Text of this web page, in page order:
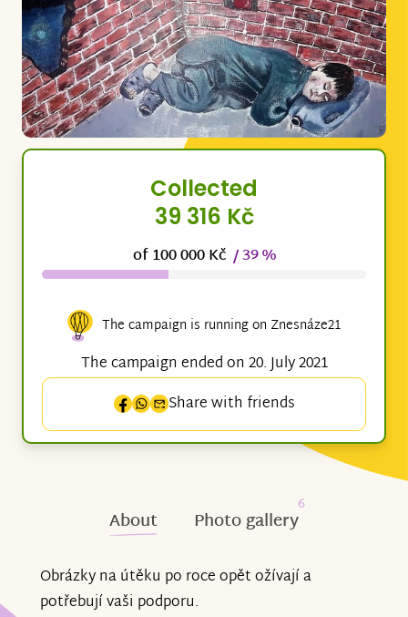
Collected
39 316 Kč
of 100 000 Kč / 39 %
The campaign is running on Znesnáze21
The campaign ended on 20. July 2021
Share with friends
About Photo gallery
6
Obrázky na útěku po roce opět ožívají a
potřebují vaši podporu.